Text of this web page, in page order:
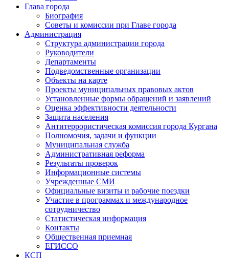
Глава города
Биография
Советы и комиссии при Главе города
Администрация
Структура администрации города
Руководители
Департаменты
Подведомственные организации
Объекты на карте
Проекты муниципальных правовых актов
Установленные формы обращений и заявлений
Оценка эффективности деятельности
Защита населения
Антитеррористическая комиссия города Кургана
Полномочия, задачи и функции
Муниципальная служба
Административная реформа
Результаты проверок
Информационные системы
Учрежденные СМИ
Официальные визиты и рабочие поездки
Участие в программах и международное
сотрудничество
Статистическая информация
Контакты
Общественная приемная
ЕГИССО
КСП